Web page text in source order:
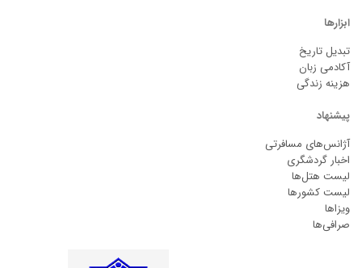
ابزارها
تبدیل تاریخ
آکادمی زبان
هزینه زندگی
پیشنهاد
آژانس‌های مسافرتی
اخبار گردشگری
لیست هتل‌ها
لیست کشورها
ویزاها
صرافی‌ها